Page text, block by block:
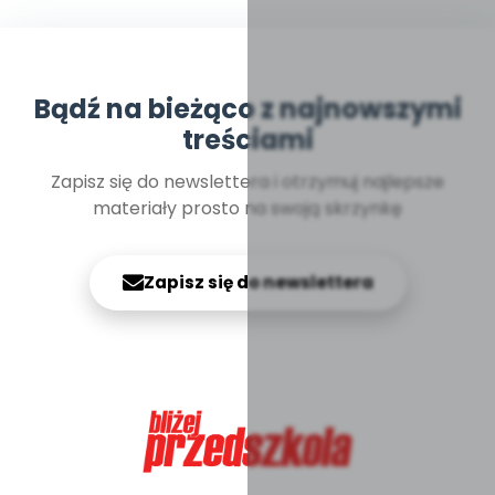
Bądź na bieżąco z najnowszymi
treściami
Zapisz się do newslettera i otrzymuj najlepsze
materiały prosto na swoją skrzynkę
Zapisz się do newslettera